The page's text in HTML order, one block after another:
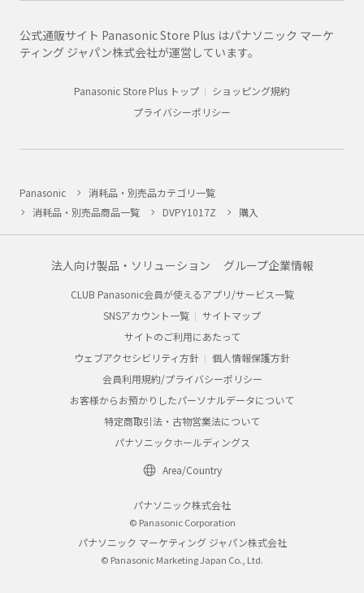
公式通販サイト Panasonic Store Plus はパナソニック マーケ
ティング ジャパン株式会社が運営しています。
Panasonic Store Plus トップ
ショッピング規約
プライバシーポリシー
Panasonic
消耗品・別売品カテゴリ一覧
消耗品・別売品商品一覧
DVPY1017Z 購入
法人向け製品・ソリューション グループ企業情報
CLUB Panasonic会員が使えるアプリ/サービス一覧
SNSアカウント一覧
サイトマップ
サイトのご利用にあたって
ウェブアクセシビリティ方針
個人情報保護方針
会員利用規約/プライバシーポリシー
お客様からお預かりしたパーソナルデータについて
特定商取引法・古物営業法について
パナソニックホールディングス
Area/Country
パナソニック株式会社
© Panasonic Corporation
パナソニック マーケティング ジャパン株式会社
© Panasonic Marketing Japan Co., Ltd.